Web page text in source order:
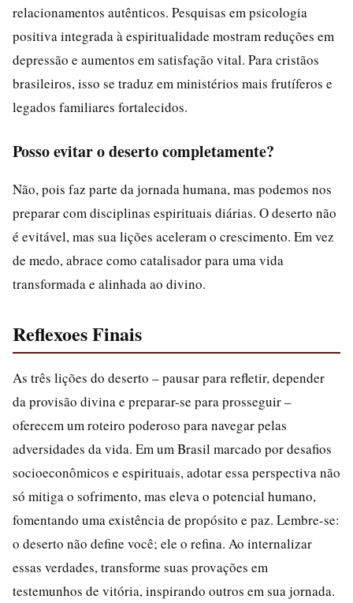
relacionamentos autênticos. Pesquisas em psicologia
positiva integrada à espiritualidade mostram reduções em
depressão e aumentos em satisfação vital. Para cristãos
brasileiros, isso se traduz em ministérios mais frutíferos e
legados familiares fortalecidos.
Posso evitar o deserto completamente?
Não, pois faz parte da jornada humana, mas podemos nos
preparar com disciplinas espirituais diárias. O deserto não
é evitável, mas sua lições aceleram o crescimento. Em vez
de medo, abrace como catalisador para uma vida
transformada e alinhada ao divino.
Reflexoes Finais
As três lições do deserto – pausar para refletir, depender
da provisão divina e preparar-se para prosseguir –
oferecem um roteiro poderoso para navegar pelas
adversidades da vida. Em um Brasil marcado por desafios
socioeconômicos e espirituais, adotar essa perspectiva não
só mitiga o sofrimento, mas eleva o potencial humano,
fomentando uma existência de propósito e paz. Lembre-se:
o deserto não define você; ele o refina. Ao internalizar
essas verdades, transforme suas provações em
testemunhos de vitória, inspirando outros em sua jornada.